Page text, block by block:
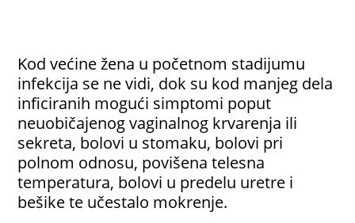
Kod većine žena u početnom stadijumu
infekcija se ne vidi, dok su kod manjeg dela
inficiranih mogući simptomi poput
neuobičajenog vaginalnog krvarenja ili
sekreta, bolovi u stomaku, bolovi pri
polnom odnosu, povišena telesna
temperatura, bolovi u predelu uretre i
bešike te učestalo mokrenje.